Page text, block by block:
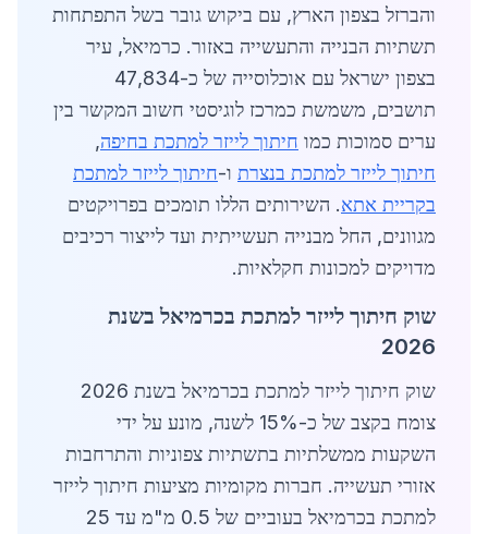
והברזל בצפון הארץ, עם ביקוש גובר בשל התפתחות
תשתיות הבנייה והתעשייה באזור. כרמיאל, עיר
בצפון ישראל עם אוכלוסייה של כ-47,834
תושבים, משמשת כמרכז לוגיסטי חשוב המקשר בין
ערים סמוכות כמו חיתוך לייזר למתכת בחיפה,
חיתוך לייזר למתכת בנצרת ו-חיתוך לייזר למתכת
בקריית אתא. השירותים הללו תומכים בפרויקטים
מגוונים, החל מבנייה תעשייתית ועד לייצור רכיבים
מדויקים למכונות חקלאיות.
שוק חיתוך לייזר למתכת בכרמיאל בשנת
2026
שוק חיתוך לייזר למתכת בכרמיאל בשנת 2026
צומח בקצב של כ-15% לשנה, מונע על ידי
השקעות ממשלתיות בתשתיות צפוניות והתרחבות
אזורי תעשייה. חברות מקומיות מציעות חיתוך לייזר
למתכת בכרמיאל בעוביים של 0.5 מ"מ עד 25